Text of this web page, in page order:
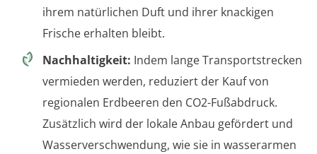
ihrem natürlichen Duft und ihrer knackigen
Frische erhalten bleibt.
Nachhaltigkeit: Indem lange Transportstrecken
vermieden werden, reduziert der Kauf von
regionalen Erdbeeren den CO2-Fußabdruck.
Zusätzlich wird der lokale Anbau gefördert und
Wasserverschwendung, wie sie in wasserarmen